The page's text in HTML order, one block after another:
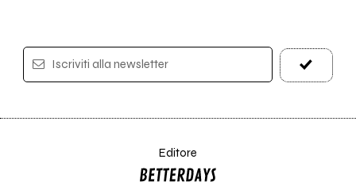
Iscriviti alla newsletter
Editore